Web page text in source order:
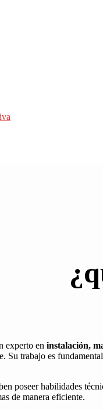
experto en instalación,
Su trabajo es
poseer habilidades
de manera eficiente.